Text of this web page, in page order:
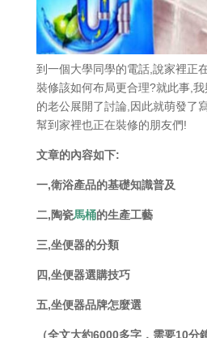
到一個大學同學的電話,說家裡正
裝修該如何布局更合理?就此事,
的老公展開了討論,因此就萌發了
幫到家裡也正在裝修的朋友們!
文章的內容如下:
一,衛浴產品的基礎知識普及
二,陶瓷馬桶的生產工藝
三,坐便器的分類
四,坐便器選購技巧
五,坐便器品牌怎麼選
（全文大約6000多字，需要10分